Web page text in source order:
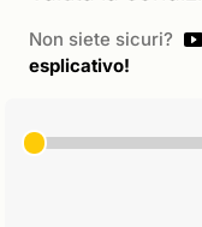
Non siete sicuri?
esplicativo!